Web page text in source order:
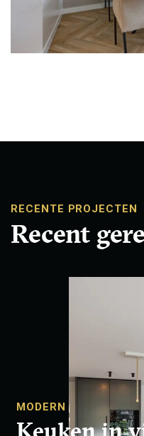
RECENTE PROJECTEN
Recent
MODERN